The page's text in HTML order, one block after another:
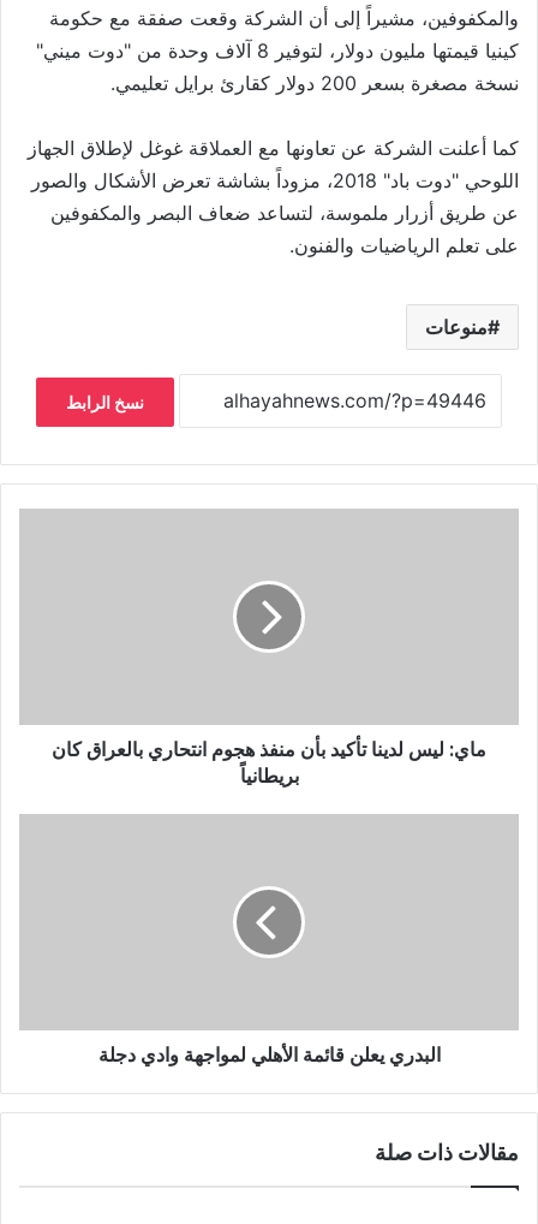
والمكفوفين، مشيراً إلى أن الشركة وقعت صفقة مع حكومة
كينيا قيمتها مليون دولار، لتوفير 8 آلاف وحدة من "دوت ميني"
نسخة مصغرة بسعر 200 دولار كقارئ برايل تعليمي.
كما أعلنت الشركة عن تعاونها مع العملاقة غوغل لإطلاق الجهاز
اللوحي "دوت باد" 2018، مزوداً بشاشة تعرض الأشكال والصور
عن طريق أزرار ملموسة، لتساعد ضعاف البصر والمكفوفين
على تعلم الرياضيات والفنون.
منوعات
نسخ الرابط
ماي: ليس لدينا تأكيد بأن منفذ هجوم انتحاري بالعراق كان
بريطانياً
البدري يعلن قائمة الأهلي لمواجهة وادي دجلة
مقالات ذات صلة